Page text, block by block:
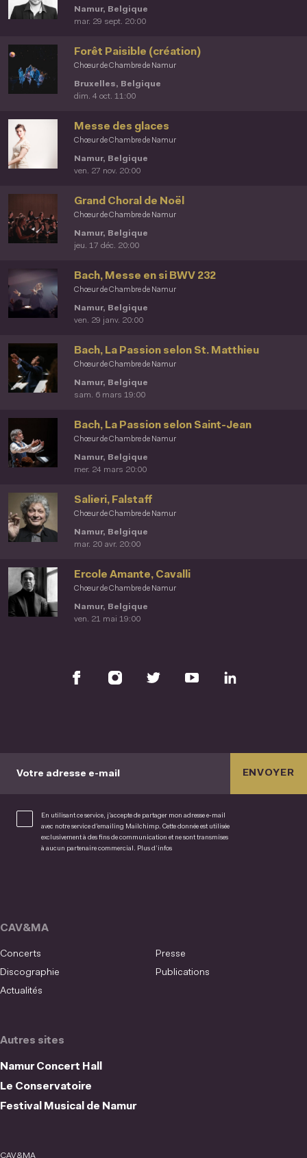
Namur, Belgique
mar. 29 sept. 20:00
Chœur de Chambre de Namur
Forêt Paisible (création)
Bruxelles, Belgique
dim. 4 oct. 11:00
Chœur de Chambre de Namur
Messe des glaces
Namur, Belgique
ven. 27 nov. 20:00
Chœur de Chambre de Namur
Grand Choral de Noël
Namur, Belgique
jeu. 17 déc. 20:00
Chœur de Chambre de Namur
Bach, Messe en si BWV 232
Namur, Belgique
ven. 29 janv. 20:00
Chœur de Chambre de Namur
Bach, La Passion selon St. Matthieu
Namur, Belgique
sam. 6 mars 19:00
Chœur de Chambre de Namur
Bach, La Passion selon Saint-Jean
Namur, Belgique
mer. 24 mars 20:00
Chœur de Chambre de Namur
Salieri, Falstaff
Namur, Belgique
mar. 20 avr. 20:00
Chœur de Chambre de Namur
Ercole Amante, Cavalli
Namur, Belgique
ven. 21 mai 19:00
Votre adresse e-mail
En utilisant ce service, j’accepte de partager mon adresse e-mail
avec notre service d’emailing Mailchimp. Cette donnée est utilisée
exclusivement à des fins de communication et ne sont transmises
à aucun partenaire commercial. Plus d’infos
ENVOYER
Autres sites
Namur Concert Hall
Le Conservatoire
Festival Musical de Namur
CAV&MA
Concerts
Presse
Discographie
Publications
Actualités
CAV&MA